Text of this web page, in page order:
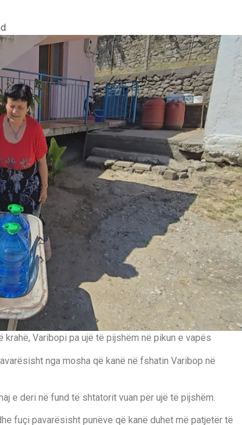
Varibopi pa ujë të pijshëm në pikun e vapës
nga mosha që kanë në fshatin Varibop në
e deri në fund të shtatorit vuan për ujë të pijshëm.
fuçi pavarësisht punëve që kanë duhet më patjetër të